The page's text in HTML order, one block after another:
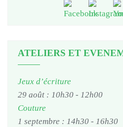
ATELIERS ET
Jeux d’écriture
29 août : 10h30 - 12h00
Couture
1 septembre : 14h30 - 16h30